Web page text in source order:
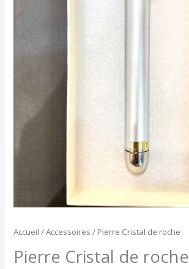
Accueil /Accessoires / Pierre Cristal de roche
Pierre Cristal de roche